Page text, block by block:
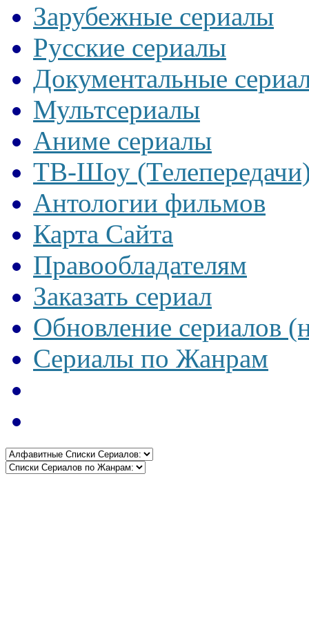
Зарубежные сериалы
Русские сериалы
Документальные
Мультсериалы
Аниме сериалы
ТВ-Шоу
Антологии фильмов
Карта Сайта
Правообладателям
Заказать сериал
Обновление сериалов
Сериалы по Жанрам